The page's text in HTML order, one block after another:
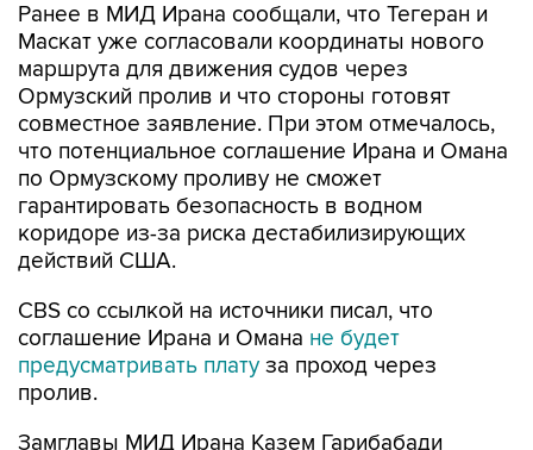
Ранее в МИД Ирана сообщали, что Тегеран и
Маскат уже согласовали координаты нового
маршрута для движения судов через
Ормузский пролив и что стороны готовят
совместное заявление. При этом отмечалось,
что потенциальное соглашение Ирана и Омана
по Ормузскому проливу не сможет
гарантировать безопасность в водном
коридоре из-за риска дестабилизирующих
действий США.
CBS со ссылкой на источники писал, что
соглашение Ирана и Омана не будет
предусматривать плату за проход через
пролив.
Замглавы МИД Ирана Казем Гарибабади